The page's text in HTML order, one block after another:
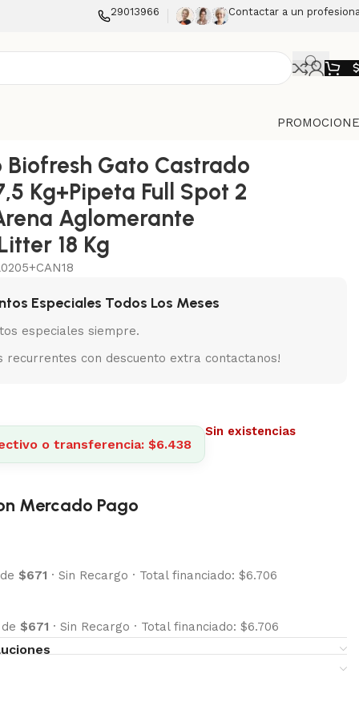
29013966 Contactar a un
$
Gato Castrado
Kg+Pipeta Full Spot 2
Aglomerante
18 Kg
Especiales Todos Los Meses
especiales siempre.
recurrentes con descuento extra contactanos!
o transferencia: $6.438
Sin existencias
Mercado Pago
$671 · Sin Recargo · Total financiado: $6.706
$671 · Sin Recargo · Total financiado: $6.706